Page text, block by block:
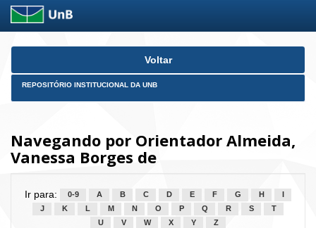
Skip
Voltar
REPOSITÓRIO INSTITUCIONAL DA UNB
Navegando por Orientador Almeida,
Vanessa Borges de
Ir para: 0-9 A B C D E F G H
J
K L M N O P Q R S
T
U
V W X Y Z